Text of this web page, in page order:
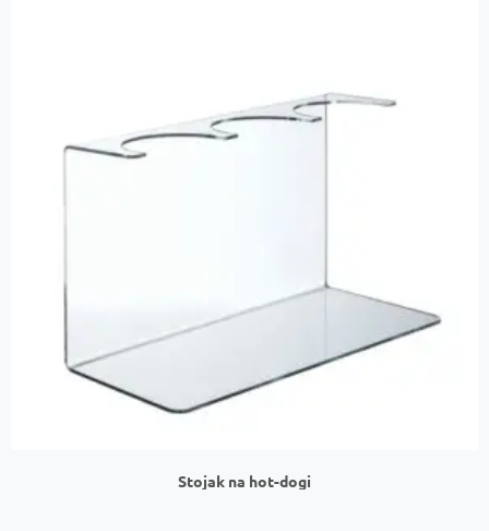
Stojak na hot-dogi